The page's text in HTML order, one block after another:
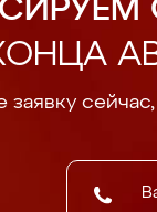
заявку